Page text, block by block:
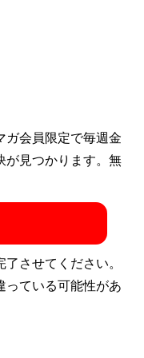
などエッジの効いた
』でデブに特化した
設。大きな男たちだ
ガ会員限定で毎週金
が見つかります。無
させてください。
ている可能性があ